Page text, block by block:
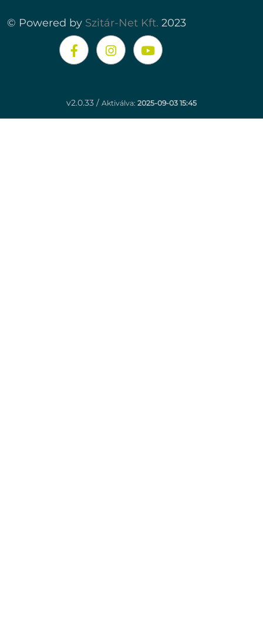
© Powered by Szitár-Net Kft. 2023
v2.0.33 / Aktiválva: 2025-09-03 15:45